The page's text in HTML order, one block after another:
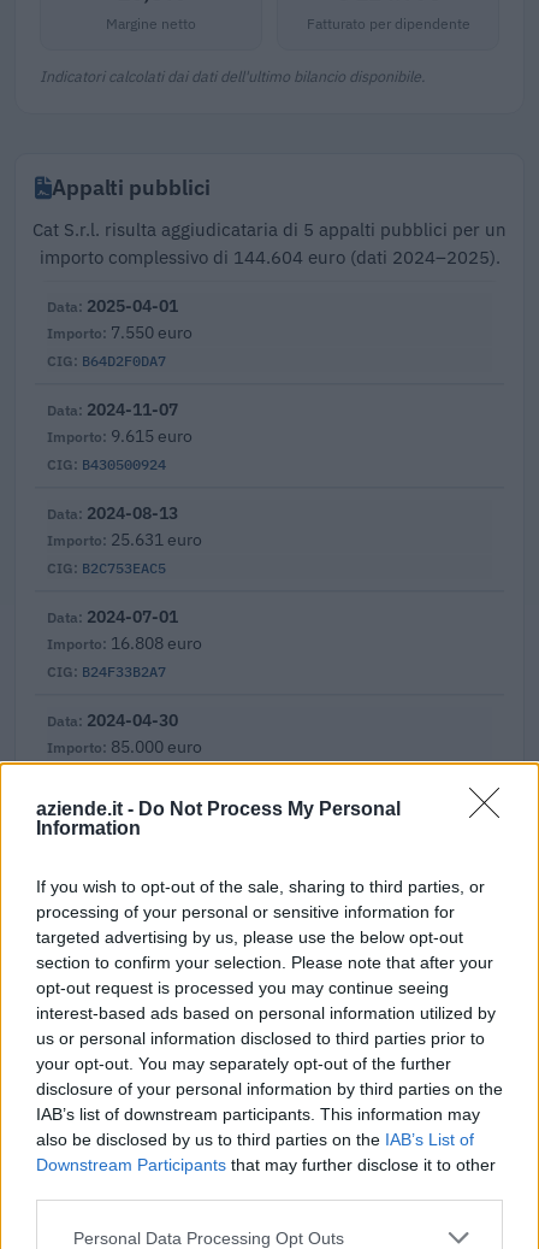
aziende.it - Do Not Process My Personal
Information
If you wish to opt-out of the sale, sharing to third parties, or
processing of your personal or sensitive information for
targeted advertising by us, please use the below opt-out
section to confirm your selection. Please note that after your
opt-out request is processed you may continue seeing
interest-based ads based on personal information utilized by
us or personal information disclosed to third parties prior to
your opt-out. You may separately opt-out of the further
disclosure of your personal information by third parties on the
IAB’s list of downstream participants. This information may
also be disclosed by us to third parties on the IAB’s List of
Downstream Participants that may further disclose it to other
Personal Data Processing Opt Outs
Margine netto Fatturato per dipendente
Indicatori calcolati dai dati dell'ultimo bilancio disponibile.
Appalti pubblici
Cat S.r.l. risulta aggiudicataria di 5 appalti pubblici per un
importo complessivo di 144.604 euro (dati 2024–2025).
B64D2F0DA7
2025-04-01
7.550 euro
B430500924
2024-11-07
9.615 euro
B2C753EAC5
2024-08-13
25.631 euro
B24F33B2A7
2024-07-01
16.808 euro
2024-04-30
85.000 euro
Fonte:ANAC – Banca Dati Nazionale Contratti Pubblici
(Open Data,
Aiuti di Stato e contributi pubblici
Cat S.r.l. risulta beneficiaria di 5 aiuti o contributi pubblici
per un totale di 217.949 euro (2020–2026).
2026-01-29
Esonero dal versamento dei contributi previdenziali
per l'assunzione di giovani lavoratori ( art. 1 comma 10-15
L. 178/